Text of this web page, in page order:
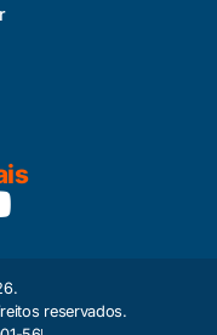
reservados.